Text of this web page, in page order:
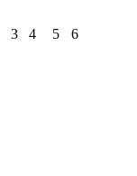
3 4 5 6